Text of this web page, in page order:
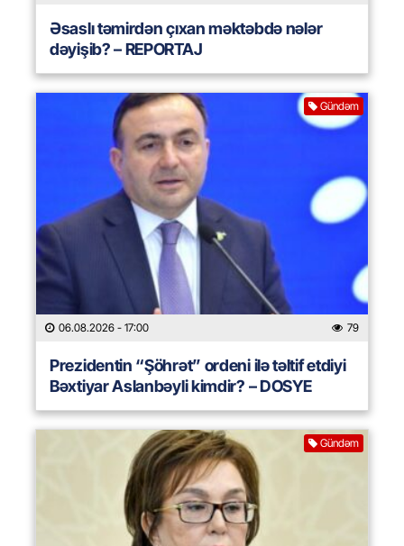
Əsaslı təmirdən çıxan məktəbdə nələr
dəyişib? – REPORTAJ
Gündəm
06.08.2026 - 17:00 79
Prezidentin “Şöhrət” ordeni ilə təltif etdiyi
Bəxtiyar Aslanbəyli kimdir? – DOSYE
Gündəm